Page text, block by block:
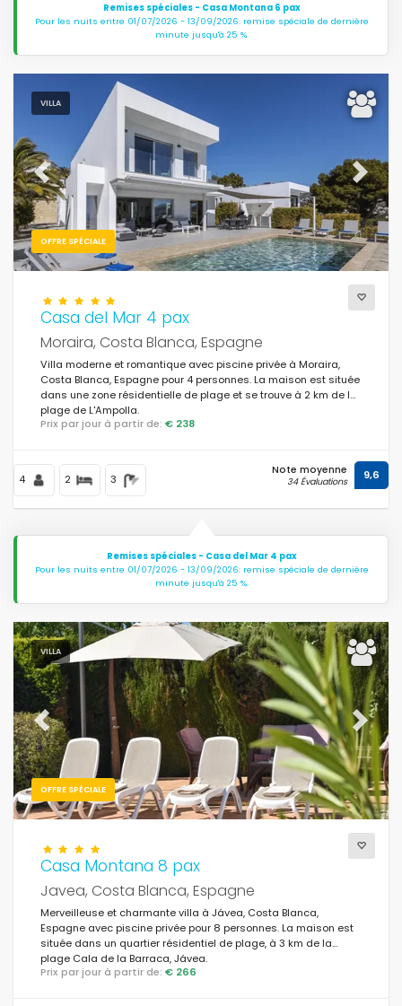
Remises spéciales - Casa Montana 6 pax
Pour les nuits entre 01/07/2026 - 13/09/2026: remise spéciale de dernière
minute jusqu'à 25 %.
VILLA
OFFRE SPÉCIALE
Previous Next
Casa del Mar 4 pax
Moraira, Costa Blanca, Espagne
Villa moderne et romantique avec piscine privée à Moraira,
Costa Blanca, Espagne pour 4 personnes. La maison est située
dans une zone résidentielle de plage et se trouve à 2 km de la
plage de L'Ampolla.
Prix par jour à partir de: € 238
4 2 3
Note moyenne
34 Évaluations 9,6
Remises spéciales - Casa del Mar 4 pax
Pour les nuits entre 01/07/2026 - 13/09/2026: remise spéciale de dernière
minute jusqu'à 25 %.
VILLA
OFFRE SPÉCIALE
Previous Next
Casa Montana 8 pax
Javea, Costa Blanca, Espagne
Merveilleuse et charmante villa à Jávea, Costa Blanca,
Espagne avec piscine privée pour 8 personnes. La maison est
située dans un quartier résidentiel de plage, à 3 km de la
plage Cala de la Barraca, Jávea.
Prix par jour à partir de: € 266